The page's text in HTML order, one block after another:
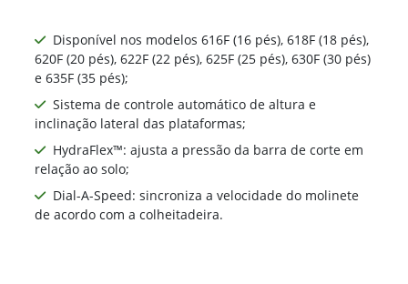
Disponível nos modelos 616F (16 pés), 618F (18 pés),
620F (20 pés), 622F (22 pés), 625F (25 pés), 630F (30 pés)
e 635F (35 pés);
Sistema de controle automático de altura e
inclinação lateral das plataformas;
HydraFlex™: ajusta a pressão da barra de corte em
relação ao solo;
Dial-A-Speed: sincroniza a velocidade do molinete
de acordo com a colheitadeira.